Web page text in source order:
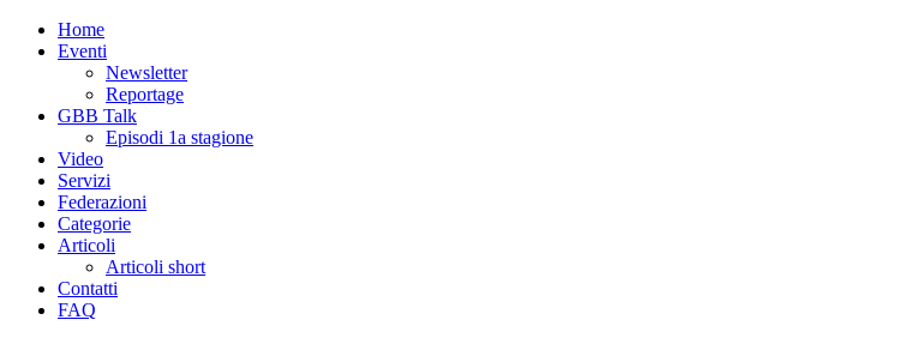
Home
Eventi
Newsletter
Reportage
GBB Talk
Episodi 1a stagione
Video
Servizi
Federazioni
Categorie
Articoli
Articoli short
Contatti
FAQ